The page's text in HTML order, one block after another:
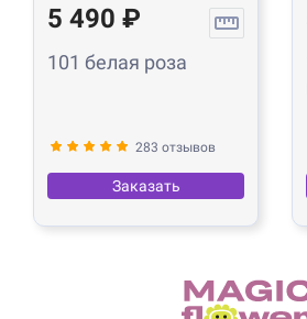
5 490 ₽
101 белая роза
283 отзывов
Заказать